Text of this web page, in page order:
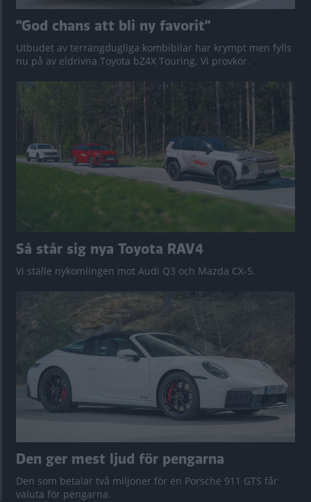
”God chans att bli ny favorit”
Utbudet av terrängdugliga kombibilar har krympt men fylls
nu på av eldrivna Toyota bZ4X Touring. Vi provkör.
Så står sig nya Toyota RAV4
Vi ställe nykomlingen mot Audi Q3 och Mazda CX-5.
Den ger mest ljud för pengarna
Den som betalar två miljoner för en Porsche 911 GTS får
valuta för pengarna.